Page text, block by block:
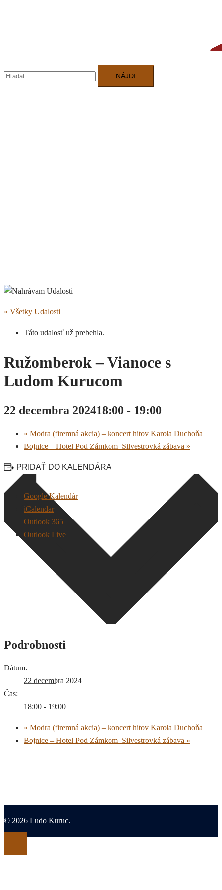
« Všetky Udalosti
Táto udalosť už prebehla.
Ružomberok – Vianoce s
Ludom Kurucom
22 decembra 202418:00 - 19:00
« Modra (firemná akcia) – koncert hitov Karola Duchoňa
Bojnice – Hotel Pod Zámkom_Silvestrovká zábava »
PRIDAŤ DO KALENDÁRA
Google Kalendár
iCalendar
Outlook 365
Outlook Live
Podrobnosti
Dátum:
22 decembra 2024
Čas:
18:00 - 19:00
« Modra (firemná akcia) – koncert hitov Karola Duchoňa
Bojnice – Hotel Pod Zámkom_Silvestrovká zábava »
© 2026 Ludo Kuruc.